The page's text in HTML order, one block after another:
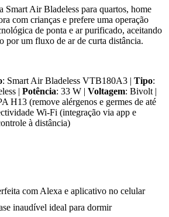
Smart Air Bladeless para quartos, home
com crianças e prefere uma operação
de ponta e ar purificado, aceitando
por um fluxo de ar de curta distância.
: Smart Air Bladeless VTB180A3 | Tipo:
| Potência: 33 W | Voltagem: Bivolt |
H13 (remove alérgenos e germes de até
Wi-Fi (integração via app e
à distância)
com Alexa e aplicativo no celular
inaudível ideal para dormir